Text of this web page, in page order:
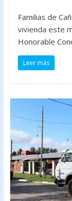
Familias de
vivienda este
Honorable
Leer más